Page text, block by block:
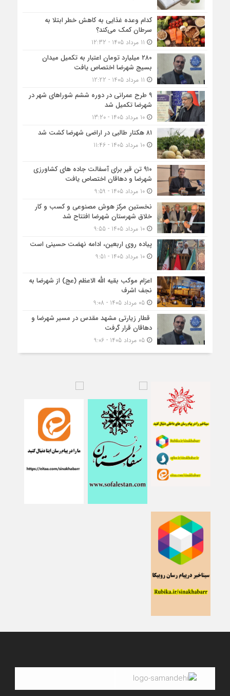
کدام وعده غذایی به کاهش خطر ابتلا به
سرطان کمک می‌کند؟
۲۸۰ میلیارد تومان اعتبار به تکمیل میدان
بسیج شهرضا اختصاص یافت
۹ طرح عمرانی در دوره ششم شوراهای شهر در
شهرضا تکمیل شد
10 مرداد 1405 - 13:20
۸۱ هکتار طالبی در اراضی شهرضا کشت شد
10 مرداد 1405 - 11:46
۹۱۰ تن قیر برای آسفالت جاده های کشاورزی
شهرضا و دهاقان اختصاص یافت
10 مرداد 1405 - 9:59
نخستین مرکز هوش مصنوعی و کسب‌ و کار
خلاق شهرستان شهرضا افتتاح شد
10 مرداد 1405 - 9:55
پیاده روی اربعین، ادامه نهضت حسینی است
10 مرداد 1405 - 9:51
اعزام موکب بقیه الله الاعظم (عج) از شهرضا به
نجف اشرف
05 مرداد 1405 - 9:08
قطار زیارتی مشهد مقدس در مسیر شهرضا و
دهاقان قرار گرفت
05 مرداد 1405 - 9:06